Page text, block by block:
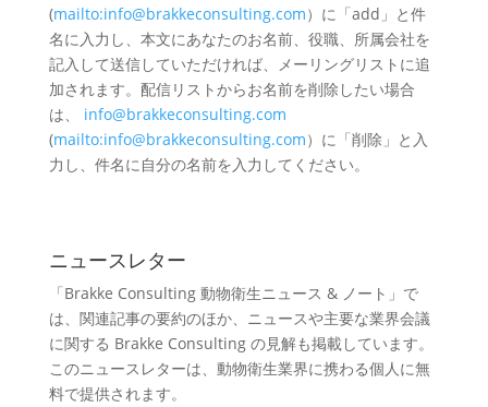
(mailto:info@brakkeconsulting.com）に「add」と件
名に入力し、本文にあなたのお名前、役職、所属会社を
記入して送信していただければ、メーリングリストに追
加されます。配信リストからお名前を削除したい場合
は、 info@brakkeconsulting.com
(mailto:info@brakkeconsulting.com）に「削除」と入
力し、件名に自分の名前を入力してください。
ニュースレター
「Brakke Consulting 動物衛生ニュース & ノート」で
は、関連記事の要約のほか、ニュースや主要な業界会議
に関する Brakke Consulting の見解も掲載しています。
このニュースレターは、動物衛生業界に携わる個人に無
料で提供されます。